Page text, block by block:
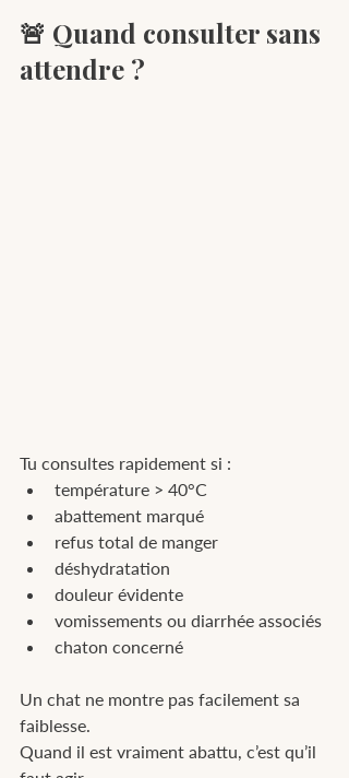
🚨 Quand consulter sans
attendre ?
Tu consultes rapidement si :
température > 40°C
abattement marqué
refus total de manger
déshydratation
douleur évidente
vomissements ou diarrhée associés
chaton concerné
Un chat ne montre pas facilement sa
faiblesse.
Quand il est vraiment abattu, c’est qu’il